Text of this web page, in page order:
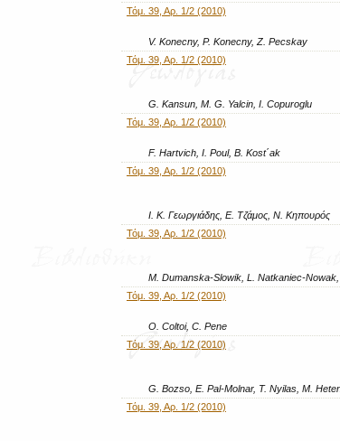
Τόμ. 39, Αρ. 1/2 (2010)
V. Konecny, P. Konecny, Z. Pecskay
Τόμ. 39, Αρ. 1/2 (2010)
G. Kansun, M. G. Yalcin, I. Copuroglu
Τόμ. 39, Αρ. 1/2 (2010)
F. Hartvich, I. Poul, B. Kost΄ak
Τόμ. 39, Αρ. 1/2 (2010)
Ι. Κ. Γεωργιάδης, Ε. Τζάμος, Ν. Κηπουρός
Τόμ. 39, Αρ. 1/2 (2010)
M. Dumanska-Slowik, L. Natkaniec-
Τόμ. 39, Αρ. 1/2 (2010)
O. Coltoi, C. Pene
Τόμ. 39, Αρ. 1/2 (2010)
G. Bozso, E. Pal-Molnar, T. Nyilas, M.
Τόμ. 39, Αρ. 1/2 (2010)